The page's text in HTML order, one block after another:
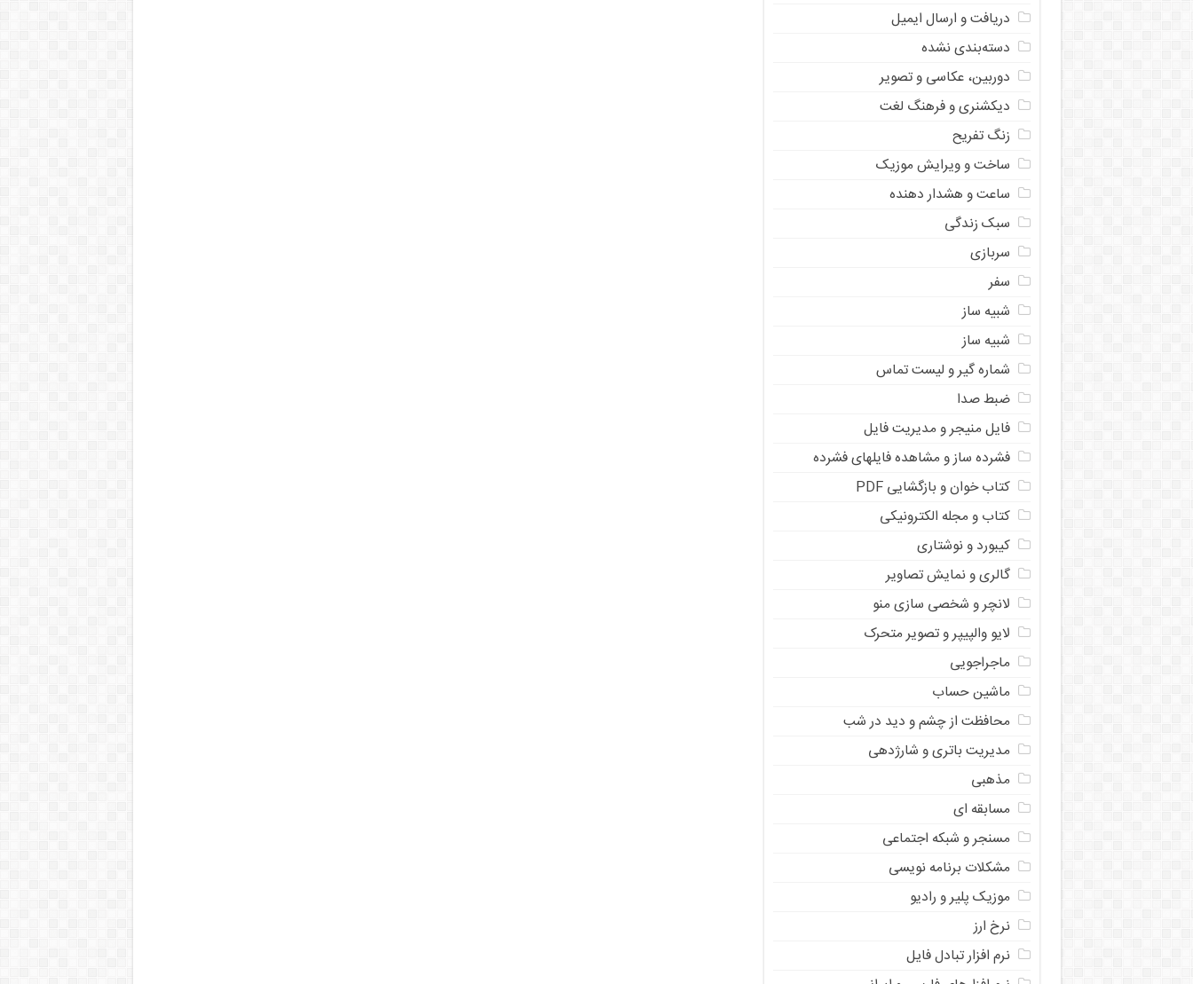
دریافت و ارسال ایمیل
دسته‌بندی نشده
دوربین، عکاسی و تصویر
دیکشنری و فرهنگ لغت
زنگ تفریح
ساخت و ویرایش موزیک
ساعت و هشدار دهنده
سبک زندگی
سربازی
سفر
شبیه ساز
شبیه ساز
شماره گیر و لیست تماس
ضبط صدا
فایل منیجر و مدیریت فایل
فشرده ساز و مشاهده فایلهای فشرده
کتاب خوان و بازگشایی PDF
کتاب و مجله الکترونیکی
کیبورد و نوشتاری
گالری و نمایش تصاویر
لانچر و شخصی سازی منو
لایو والپیپر و تصویر متحرک
ماجراجویی
ماشین حساب
محافظت از چشم و دید در شب
مدیریت باتری و شارژدهی
مذهبی
مسابقه ای
مسنجر و شبکه اجتماعی
مشکلات برنامه نویسی
موزیک پلیر و رادیو
نرخ ارز
ﻧﺮﻡ ﺍﻓﺰﺍﺭ ﺗﺒﺎﺩﻝ ﻓﺎﻳﻞ